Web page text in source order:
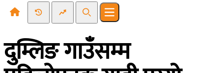
Recent NewsTrending News
SearchOpen main menu
दुम्लिङ गाउँसम्म